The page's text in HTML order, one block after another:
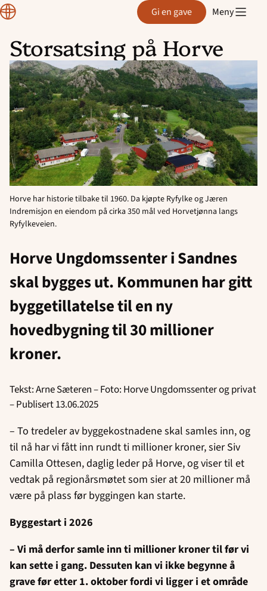
Hopp
til
innhold
Normisjon Gi en gave Meny
Storsatsing på Horve
Horve har historie tilbake til 1960. Da kjøpte Ryfylke og Jæren
Indremisjon en eiendom på cirka 350 mål ved Horvetjønna langs
Ryfylkeveien.
Horve Ungdomssenter i Sandnes
skal bygges ut. Kommunen har gitt
byggetillatelse til en ny
hovedbygning til 30 millioner
kroner.
Tekst: Arne Sæteren – Foto: Horve Ungdomssenter og privat
– Publisert 13.06.2025
– To tredeler av byggekostnadene skal samles inn, og
til nå har vi fått inn rundt ti millioner kroner, sier Siv
Camilla Ottesen, daglig leder på Horve, og viser til et
vedtak på regionårsmøtet som sier at 20 millioner må
være på plass før byggingen kan starte.
Byggestart i 2026
– Vi må derfor samle inn ti millioner kroner til før vi
kan sette i gang. Dessuten kan vi ikke begynne å
grave før etter 1. oktober fordi vi ligger i et område